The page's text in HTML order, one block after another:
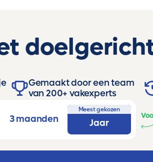
Gemaakt door een team
van 200+ vakexperts
3 maanden
Meest gekozen
Jaar